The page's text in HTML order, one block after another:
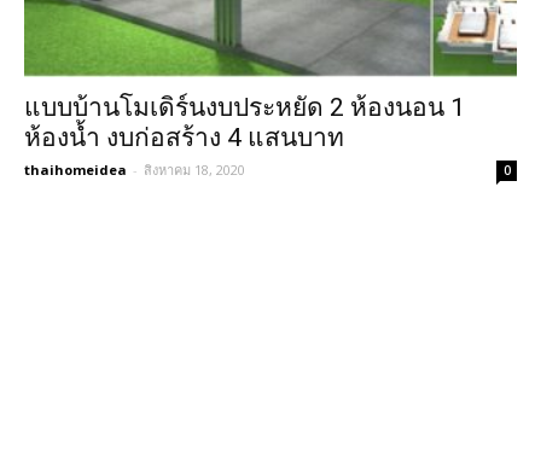
แบบบ้านโมเดิร์นงบประหยัด 2 ห้องนอน 1
ห้องน้ำ งบก่อสร้าง 4 แสนบาท
thaihomeidea - สิงหาคม 18, 2020 0